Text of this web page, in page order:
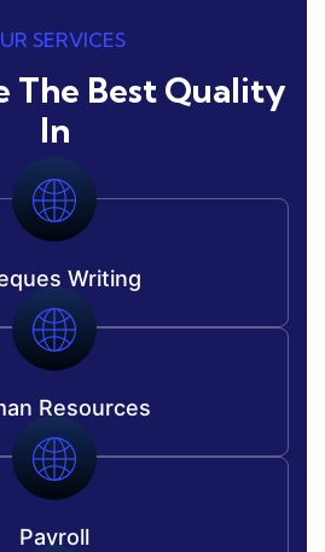
OUR SERVICES
The Best
Cheques Writing
Human Resources
Payroll